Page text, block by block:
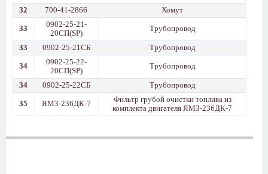
32 700-41-2866 Хомут
33
0902-25-21-
20СП(SP)
Трубопровод
33 0902-25-21СБ Трубопровод
34
0902-25-22-
20СП(SP)
Трубопровод
34 0902-25-22СБ Трубопровод
35 ЯМЗ-236ДК-7
Фильтр грубой очистки топлива из
комплекта двигателя ЯМЗ-236ДК-7